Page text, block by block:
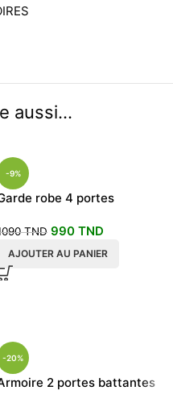
aussi…
-9%
robe 4 portes
dressing
TND 990 TND
AJOUTER AU PANIER
-20%
2 portes battantes